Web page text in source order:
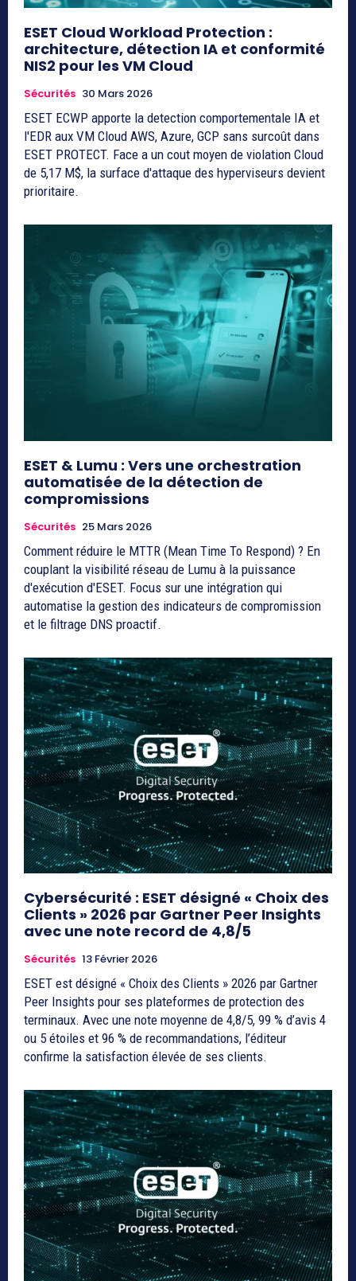
ESET Cloud Workload Protection :
architecture, détection IA et conformité
NIS2 pour les VM Cloud
Sécurités 30 Mars 2026
ESET ECWP apporte la detection comportementale IA et
l'EDR aux VM Cloud AWS, Azure, GCP sans surcoût dans
ESET PROTECT. Face a un cout moyen de violation Cloud
de 5,17 M$, la surface d'attaque des hyperviseurs devient
prioritaire.
ESET & Lumu : Vers une orchestration
automatisée de la détection de
compromissions
Sécurités 25 Mars 2026
Comment réduire le MTTR (Mean Time To Respond) ? En
couplant la visibilité réseau de Lumu à la puissance
d'exécution d'ESET. Focus sur une intégration qui
automatise la gestion des indicateurs de compromission
et le filtrage DNS proactif.
Cybersécurité : ESET désigné « Choix des
Clients » 2026 par Gartner Peer Insights
avec une note record de 4,8/5
Sécurités 13 Février 2026
ESET est désigné « Choix des Clients » 2026 par Gartner
Peer Insights pour ses plateformes de protection des
terminaux. Avec une note moyenne de 4,8/5, 99 % d’avis 4
ou 5 étoiles et 96 % de recommandations, l’éditeur
confirme la satisfaction élevée de ses clients.